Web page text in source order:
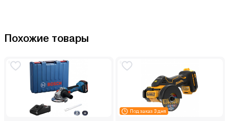
Похожие товары
Под заказ 3 дня